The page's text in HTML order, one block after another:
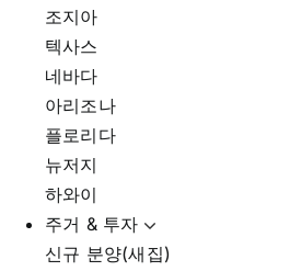
조지아
텍사스
네바다
아리조나
플로리다
뉴저지
하와이
주거 & 투자
신규 분양(새집)